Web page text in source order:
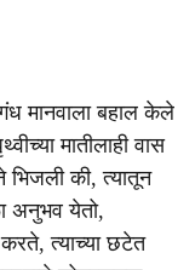
मानवाला बहाल केले
मातीलाही वास
भिजली की, त्यातून
अनुभव येतो,
करते, त्याच्या छटेत